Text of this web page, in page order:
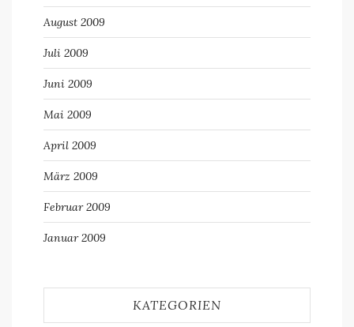
August 2009
Juli 2009
Juni 2009
Mai 2009
April 2009
März 2009
Februar 2009
Januar 2009
KATEGORIEN